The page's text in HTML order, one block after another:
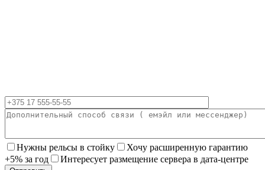
Нужны рельсы в стойку
Хочу расширенную гарантию
+5% за год
Интересует размещение сервера в дата-центре